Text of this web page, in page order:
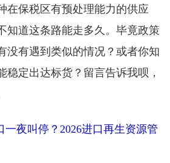
在保税区有预处理能力的供应
知道这条路能走多久。毕竟政策
没有遇到类似的情况？或者你知
稳定出达标货？留言告诉我呗，
一夜叫停？2026进口再生资源管